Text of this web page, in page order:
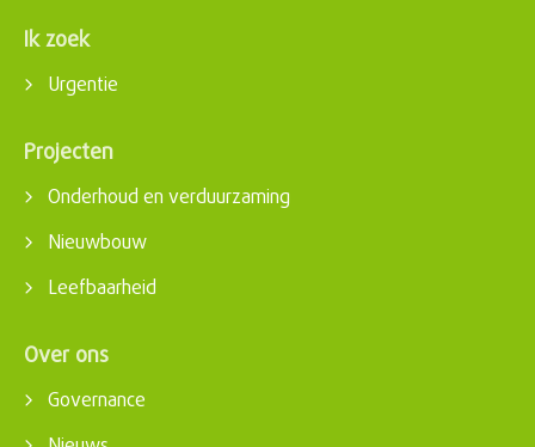
Ik zoek
Urgentie
Projecten
Onderhoud en verduurzaming
Nieuwbouw
Leefbaarheid
Over ons
Governance